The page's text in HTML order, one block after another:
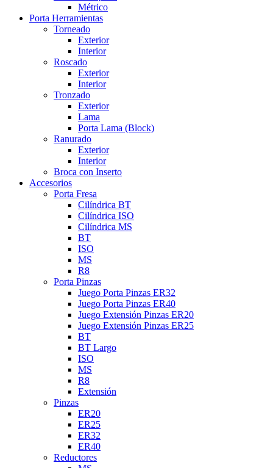
Métrico
Porta Herramientas
Torneado
Exterior
Interior
Roscado
Exterior
Interior
Tronzado
Exterior
Lama
Porta Lama (Block)
Ranurado
Exterior
Interior
Broca con Inserto
Accesorios
Porta Fresa
Cilíndrica BT
Cilíndrica ISO
Cilíndrica MS
BT
ISO
MS
R8
Porta Pinzas
Juego Porta Pinzas ER32
Juego Porta Pinzas ER40
Juego Extensión Pinzas ER20
Juego Extensión Pinzas ER25
BT
BT Largo
ISO
MS
R8
Extensión
Pinzas
ER20
ER25
ER32
ER40
Reductores